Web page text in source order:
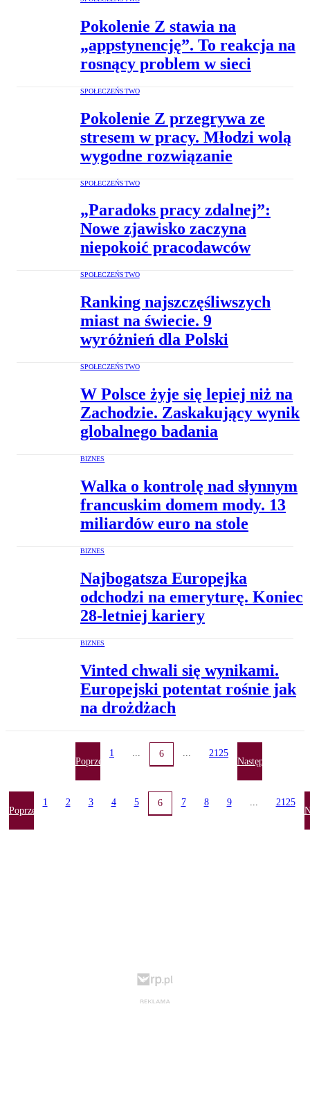
Pokolenie Z stawia na
„appstynencję”. To reakcja na
rosnący problem w sieci
SPOŁECZEŃSTWO
Pokolenie Z przegrywa ze
stresem w pracy. Młodzi wolą
wygodne rozwiązanie
SPOŁECZEŃSTWO
„Paradoks pracy zdalnej”:
Nowe zjawisko zaczyna
niepokoić pracodawców
SPOŁECZEŃSTWO
Ranking najszczęśliwszych
miast na świecie. 9
wyróżnień dla Polski
SPOŁECZEŃSTWO
W Polsce żyje się lepiej niż na
Zachodzie. Zaskakujący wynik
globalnego badania
BIZNES
Walka o kontrolę nad słynnym
francuskim domem mody. 13
miliardów euro na stole
BIZNES
Najbogatsza Europejka
odchodzi na emeryturę. Koniec
28-letniej kariery
BIZNES
Vinted chwali się wynikami.
Europejski potentat rośnie jak
na drożdżach
Poprzednia
1 ... 6 ... 2125
Następna
Poprzednia
1 2 3 4 5 6 7 8 9 ... 2125